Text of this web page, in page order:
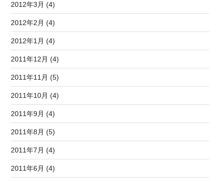
2012年3月 (4)
2012年2月 (4)
2012年1月 (4)
2011年12月 (4)
2011年11月 (5)
2011年10月 (4)
2011年9月 (4)
2011年8月 (5)
2011年7月 (4)
2011年6月 (4)